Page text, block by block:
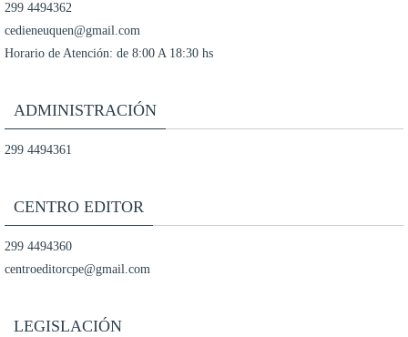
299 4494362
cedieneuquen@gmail.com
Horario de Atención: de 8:00 A 18:30 hs
ADMINISTRACIÓN
299 4494361
CENTRO EDITOR
299 4494360
centroeditorcpe@gmail.com
LEGISLACIÓN